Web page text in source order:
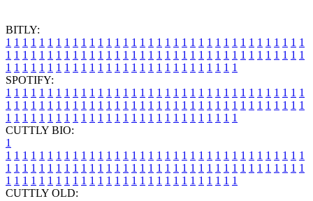
BITLY:
1 1 1 1 1 1 1 1 1 1 1 1 1 1 1 1 1 1 1 1 1 1 1 1 1 1 1 1 1 1 1 1 1 1 1 1
1 1 1 1 1 1 1 1 1 1 1 1 1 1 1 1 1 1 1 1 1 1 1 1 1 1 1 1 1 1 1 1 1 1 1 1
1 1 1 1 1 1 1 1 1 1 1 1 1 1 1 1 1 1 1 1 1 1 1 1 1 1 1 1
SPOTIFY:
1 1 1 1 1 1 1 1 1 1 1 1 1 1 1 1 1 1 1 1 1 1 1 1 1 1 1 1 1 1 1 1 1 1 1 1
1 1 1 1 1 1 1 1 1 1 1 1 1 1 1 1 1 1 1 1 1 1 1 1 1 1 1 1 1 1 1 1 1 1 1 1
1 1 1 1 1 1 1 1 1 1 1 1 1 1 1 1 1 1 1 1 1 1 1 1 1 1 1 1
CUTTLY BIO:
1
1 1 1 1 1 1 1 1 1 1 1 1 1 1 1 1 1 1 1 1 1 1 1 1 1 1 1 1 1 1 1 1 1 1 1 1
1 1 1 1 1 1 1 1 1 1 1 1 1 1 1 1 1 1 1 1 1 1 1 1 1 1 1 1 1 1 1 1 1 1 1 1
1 1 1 1 1 1 1 1 1 1 1 1 1 1 1 1 1 1 1 1 1 1 1 1 1 1 1 1
CUTTLY OLD: